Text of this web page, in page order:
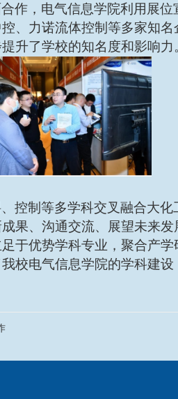
作，电气信息学院利用展位
、力诺流体控制等多家知名
升了学校的知名度和影响力
控制等多学科交叉融合大化
果、沟通交流、展望未来
于优势学科专业，聚合产学
校电气信息学院的学科建设